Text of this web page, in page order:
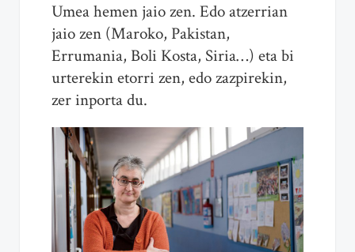
Umea hemen jaio zen. Edo atzerrian
jaio zen (Maroko, Pakistan,
Errumania, Boli Kosta, Siria…) eta bi
urterekin etorri zen, edo zazpirekin,
zer inporta du.